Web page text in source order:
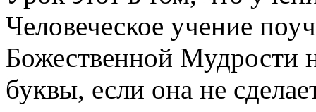
Человеческое учение
Божественной Мудрости
буквы, если она не